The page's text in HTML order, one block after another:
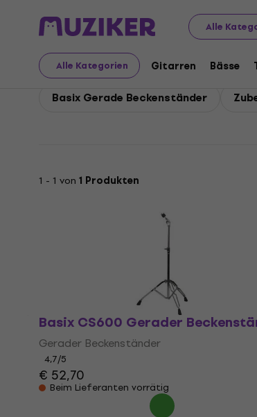
Alle
Alle Kategorien Gitarren Bässe
Basix Basix Zubehör
Basix Zubehör
Basix Gerade Beckenständer
1 - 1 von 1 Produkten
Basix CS600 Gerader
Gerader Beckenständer
4,7/5
€ 52,70
Beim Lieferanten vorrätig